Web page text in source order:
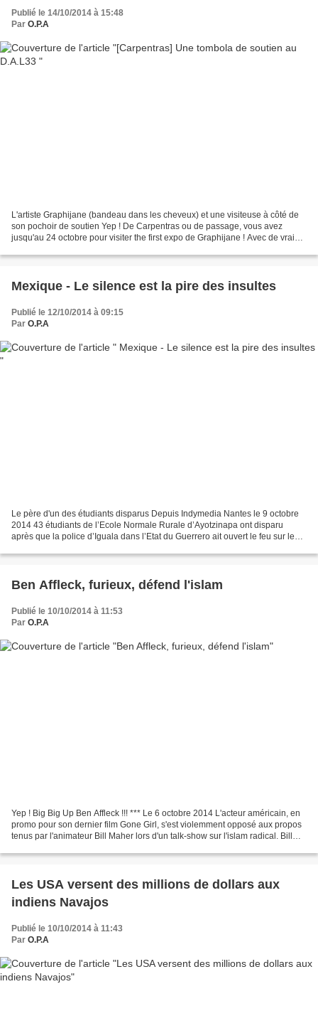
Publié le 14/10/2014 à 15:48
Par O.P.A
L'artiste Graphijane (bandeau dans les cheveux) et une visiteuse à côté de
son pochoir de soutien Yep ! De Carpentras ou de passage, vous avez
jusqu'au 24 octobre pour visiter the first expo de Graphijane ! Avec de vrais
Mexique - Le silence est la pire des insultes
Publié le 12/10/2014 à 09:15
Par O.P.A
Le père d'un des étudiants disparus Depuis Indymedia Nantes le 9 octobre
2014 43 étudiants de l’Ecole Normale Rurale d’Ayotzinapa ont disparu
après que la police d’Iguala dans l’Etat du Guerrero ait ouvert le feu sur leur
Ben Affleck, furieux, défend l'islam
Publié le 10/10/2014 à 11:53
Par O.P.A
Yep ! Big Big Up Ben Affleck !!! *** Le 6 octobre 2014 L'acteur américain, en
promo pour son dernier film Gone Girl, s'est violemment opposé aux propos
tenus par l'animateur Bill Maher lors d'un talk-show sur l'islam radical. Bill
Les USA versent des millions de dollars aux
indiens Navajos
Publié le 10/10/2014 à 11:43
Par O.P.A